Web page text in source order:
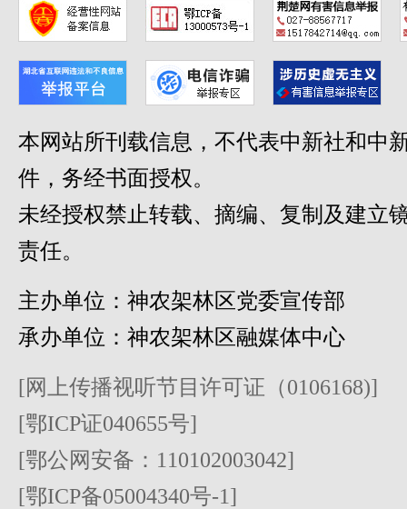
本网站所刊载信息，不代表中新社和中
件，务经书面授权。
未经授权禁止转载、摘编、复制及建立
责任。
主办单位：神农架林区党委宣传部
承办单位：神农架林区融媒体中心
[网上传播视听节目许可证（0106168)]
[鄂ICP证040655号]
[鄂公网安备：110102003042]
[鄂ICP备05004340号-1]